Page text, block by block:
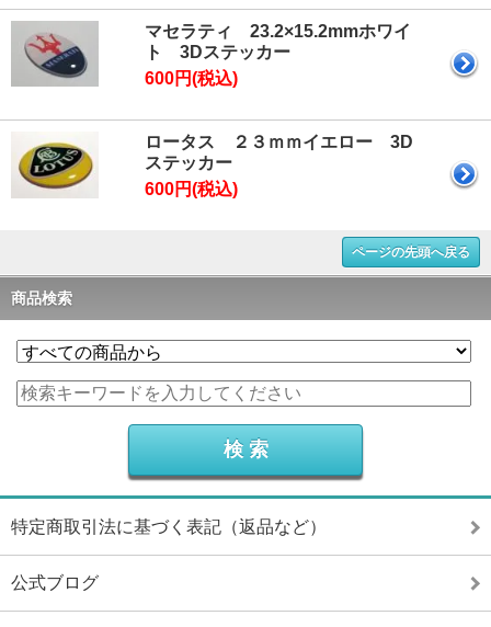
マセラティ 23.2×15.2mmホワイ
ト 3Dステッカー
600円(税込)
ロータス ２３ｍｍイエロー 3D
ステッカー
600円(税込)
ページの先頭へ戻る
商品検索
特定商取引法に基づく表記（返品など）
公式ブログ